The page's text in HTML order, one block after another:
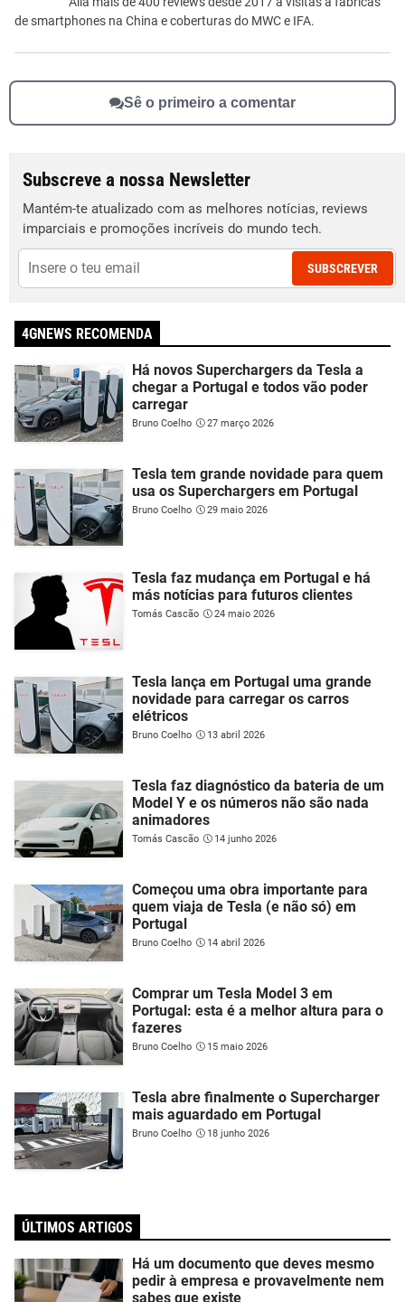
de smartphones na China e coberturas do MWC e IFA.
Sê o primeiro a comentar
Subscreve a nossa Newsletter
Mantém-te atualizado com as melhores notícias, reviews
imparciais e promoções incríveis do mundo tech.
SUBSCREVER
4GNEWS RECOMENDA
Há novos Superchargers da Tesla a
chegar a Portugal e todos vão poder
carregar
Bruno Coelho 27 março 2026
Tesla tem grande novidade para quem
usa os Superchargers em Portugal
Bruno Coelho 29 maio 2026
Tesla faz mudança em Portugal e há
más notícias para futuros clientes
Tomás Cascão 24 maio 2026
Tesla lança em Portugal uma grande
novidade para carregar os carros
elétricos
Bruno Coelho 13 abril 2026
Tesla faz diagnóstico da bateria de um
Model Y e os números não são nada
animadores
Tomás Cascão 14 junho 2026
Começou uma obra importante para
quem viaja de Tesla (e não só) em
Portugal
Bruno Coelho 14 abril 2026
Comprar um Tesla Model 3 em
Portugal: esta é a melhor altura para o
fazeres
Bruno Coelho 15 maio 2026
Tesla abre finalmente o Supercharger
mais aguardado em Portugal
Bruno Coelho 18 junho 2026
ÚLTIMOS ARTIGOS
Há um documento que deves mesmo
pedir à empresa e provavelmente nem
sabes que existe